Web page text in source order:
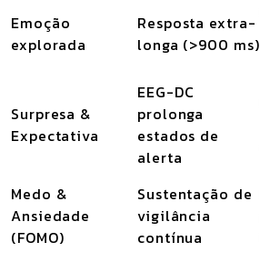
Emoção
explorada
Resposta extra-
longa (>900 ms)
Surpresa &
Expectativa
EEG-DC
prolonga
estados de
alerta
Medo &
Ansiedade
(FOMO)
Sustentação de
vigilância
contínua